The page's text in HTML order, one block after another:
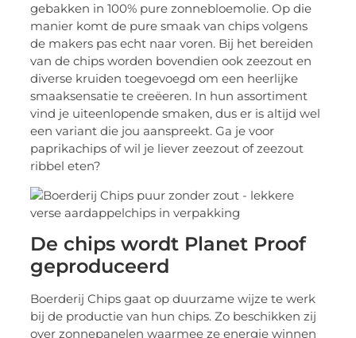
gebakken in 100% pure zonnebloemolie. Op die
manier komt de pure smaak van chips volgens
de makers pas echt naar voren. Bij het bereiden
van de chips worden bovendien ook zeezout en
diverse kruiden toegevoegd om een heerlijke
smaaksensatie te creëeren. In hun assortiment
vind je uiteenlopende smaken, dus er is altijd wel
een variant die jou aanspreekt. Ga je voor
paprikachips of wil je liever zeezout of zeezout
ribbel eten?
De chips wordt Planet Proof
geproduceerd
Boerderij Chips gaat op duurzame wijze te werk
bij de productie van hun chips. Zo beschikken zij
over zonnepanelen waarmee ze energie winnen